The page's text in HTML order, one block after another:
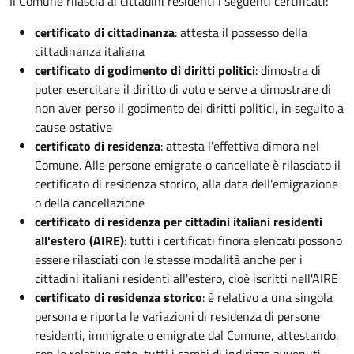
certificato di cittadinanza: attesta il possesso della
cittadinanza italiana
certificato di godimento di diritti politici: dimostra di
poter esercitare il diritto di voto e serve a dimostrare di
non aver perso il godimento dei diritti politici, in seguito a
cause ostative
certificato di residenza: attesta l'effettiva dimora nel
Comune. Alle persone emigrate o cancellate è rilasciato il
certificato di residenza storico, alla data dell'emigrazione
o della cancellazione
certificato di residenza per cittadini italiani residenti
all'estero (AIRE): tutti i certificati finora elencati possono
essere rilasciati con le stesse modalità anche per i
cittadini italiani residenti all'estero, cioè iscritti nell'AIRE
certificato di residenza storico: è relativo a una singola
persona e riporta le variazioni di residenza di persone
residenti, immigrate o emigrate dal Comune, attestando,